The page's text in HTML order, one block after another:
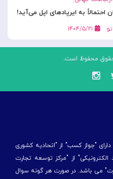
احتمالاً به ایرپادهای اپل می‌آید!
۱۴۰۴/۵/۲۱
محفوظ است.
"جواز کسب" از "اتحادیه کشوری
از "مركز توسعه تجارت
می باشد. در صورت هر گونه سوال